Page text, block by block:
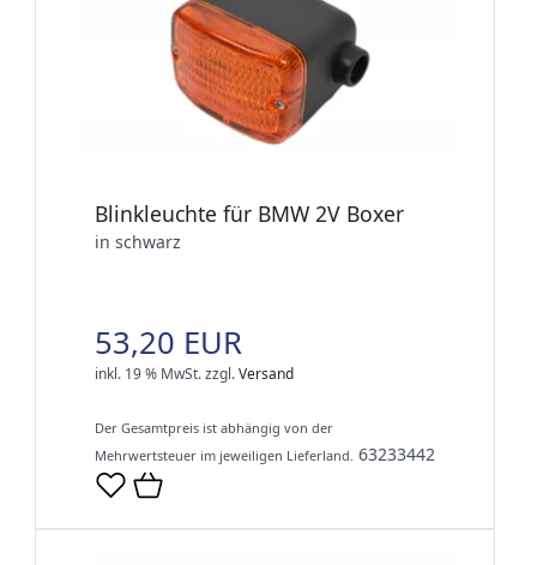
Blinkleuchte für BMW 2V Boxer
in schwarz
53,20 EUR
inkl. 19 % MwSt.zzgl.Versand
Der Gesamtpreis ist abhängig von der
Mehrwertsteuer im jeweiligen Lieferland. 63233442